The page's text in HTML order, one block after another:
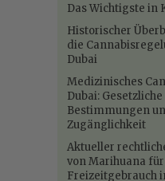
Das Wichtigste in
Historischer
die
Dubai
Medizinisches
Dubai: Gesetzliche
Bestimmungen
Zugänglichkeit
Aktueller
von Marihuana
Freizeitgebrauch